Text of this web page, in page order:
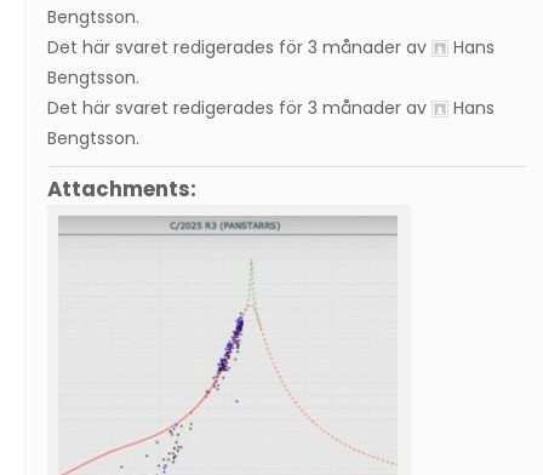
Bengtsson.
Det här svaret redigerades för 3 månader av
Hans
Bengtsson.
Det här svaret redigerades för 3 månader av
Hans
Bengtsson.
Attachments: